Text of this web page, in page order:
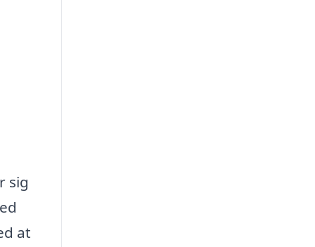
sig
at